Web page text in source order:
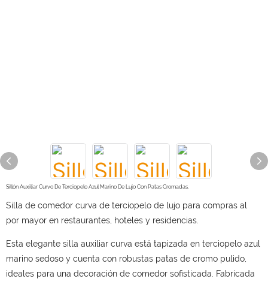
Sillón Auxiliar Curvo De Terciopelo Azul Marino De Lujo Con Patas Cromadas.
Silla de comedor curva de terciopelo de lujo para compras al
por mayor en restaurantes, hoteles y residencias.
Esta elegante silla auxiliar curva está tapizada en terciopelo azul
marino sedoso y cuenta con robustas patas de cromo pulido,
ideales para una decoración de comedor sofisticada. Fabricada